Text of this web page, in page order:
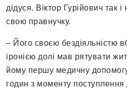
дідуся. Віктор Гурійович так
свою правнучку.
– Його своєю бездіяльністю
іронією долі мав рятувати
йому першу медичну
годин з моменту поступлення